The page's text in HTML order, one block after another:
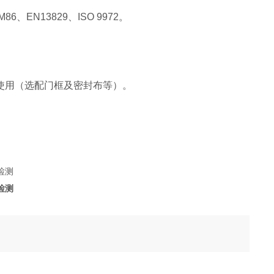
、EN13829、ISO 9972。
（选配门框及密封布等）。